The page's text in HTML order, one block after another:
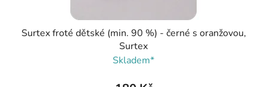
Surtex froté dětské (min. 90 %) - černé s oranžovou,
Surtex
Skladem*